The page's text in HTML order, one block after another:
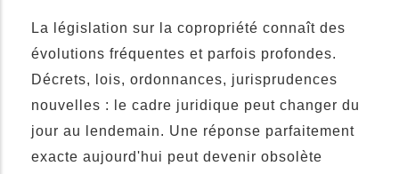
La législation sur la copropriété connaît des
évolutions fréquentes et parfois profondes.
Décrets, lois, ordonnances, jurisprudences
nouvelles : le cadre juridique peut changer du
jour au lendemain. Une réponse parfaitement
exacte aujourd'hui peut devenir obsolète